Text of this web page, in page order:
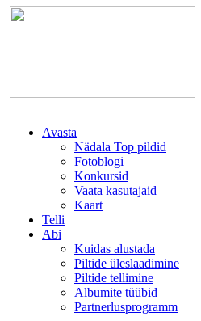
Avasta
Nädala Top pildid
Fotoblogi
Konkursid
Vaata kasutajaid
Kaart
Telli
Abi
Kuidas alustada
Piltide üleslaadimine
Piltide tellimine
Albumite tüübid
Partnerlusprogramm